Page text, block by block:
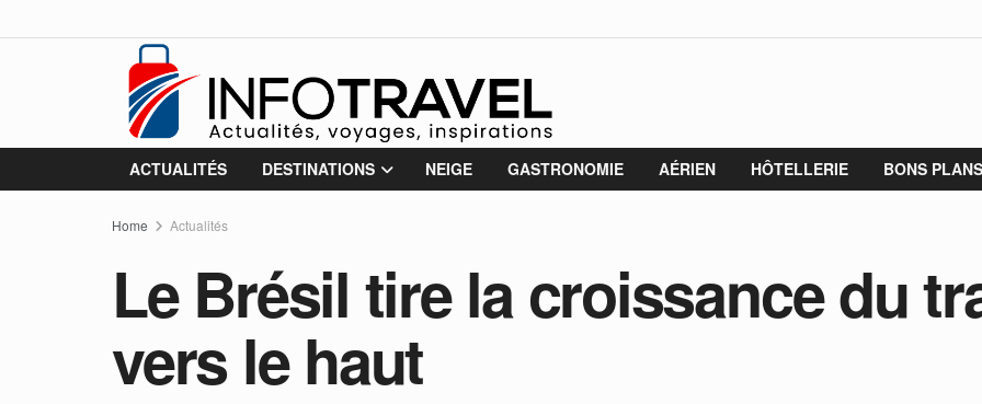
ACTUALITÉS DESTINATIONS NEIGE GASTRONOMIE AÉRIEN HÔTELLERIE BONS PLANS
Home Actualités
Le Brésil tire la croissance du
vers le haut